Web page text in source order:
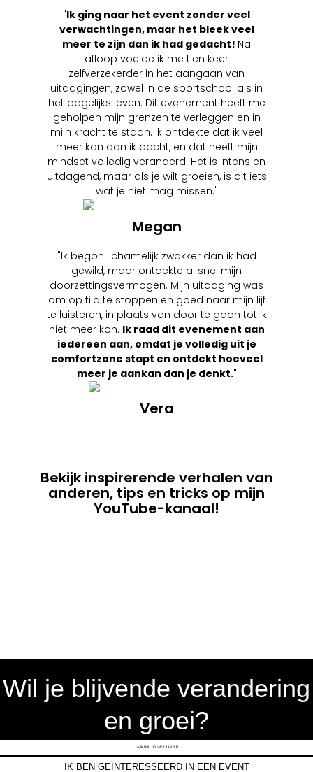
"Ik ging naar het event zonder veel
verwachtingen, maar het bleek veel
meer te zijn dan ik had gedacht! Na
afloop voelde ik me tien keer
zelfverzekerder in het aangaan van
uitdagingen, zowel in de sportschool als in
het dagelijks leven. Dit evenement heeft me
geholpen mijn grenzen te verleggen en in
mijn kracht te staan. Ik ontdekte dat ik veel
meer kan dan ik dacht, en dat heeft mijn
mindset volledig veranderd. Het is intens en
uitdagend, maar als je wilt groeien, is dit iets
wat je niet mag missen."
Megan
"Ik begon lichamelijk zwakker dan ik had
gewild, maar ontdekte al snel mijn
doorzettingsvermogen. Mijn uitdaging was
om op tijd te stoppen en goed naar mijn lijf
te luisteren, in plaats van door te gaan tot ik
niet meer kon. Ik raad dit evenement aan
iedereen aan, omdat je volledig uit je
comfortzone stapt en ontdekt hoeveel
meer je aankan dan je denkt."
Vera
Bekijk inspirerende verhalen van
anderen, tips en tricks op mijn
YouTube-kanaal!
Wil je blijvende verandering
en groei?
JA, IK WIL JOUW 1:1 HULP
IK BEN GEÏNTERESSEERD IN EEN EVENT